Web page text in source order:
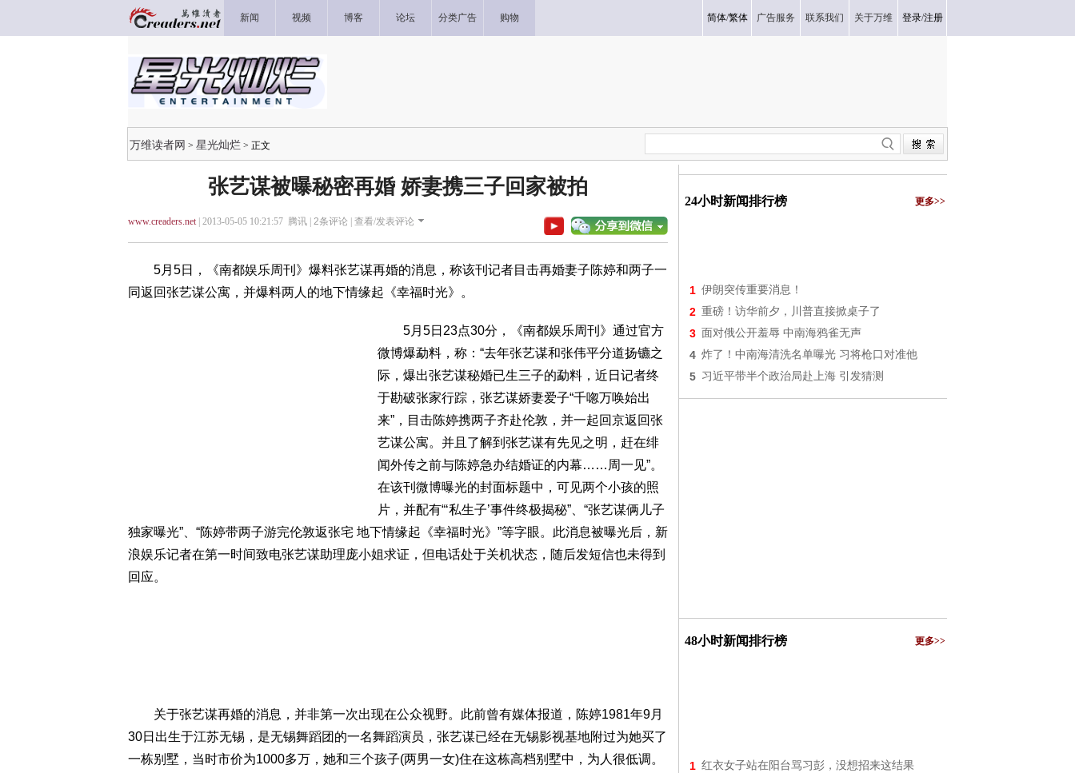
新闻 视频 博客 论坛 分类广告 购物 简体/繁体 广告服务 联系我们 关于万维 登录/注册
万维读者网 > 星光灿烂 > 正文
张艺谋被曝秘密再婚 娇妻携三子回家被拍
www.creaders.net| 2013-05-05 10:21:57 腾讯 | 2条评论 | 查看/发表评论
5月5日，《南都娱乐周刊》爆料张艺谋再婚的消息，称该刊记者目击再婚妻子陈婷和两子一
同返回张艺谋公寓，并爆料两人的地下情缘起《幸福时光》。
5月5日23点30分，《南都娱乐周刊》通过官方
微博爆勐料，称：“去年张艺谋和张伟平分道扬镳之
际，爆出张艺谋秘婚已生三子的勐料，近日记者终
于勘破张家行踪，张艺谋娇妻爱子“千唿万唤始出
来”，目击陈婷携两子齐赴伦敦，并一起回京返回张
艺谋公寓。并且了解到张艺谋有先见之明，赶在绯
闻外传之前与陈婷急办结婚证的内幕……周一见”。
在该刊微博曝光的封面标题中，可见两个小孩的照
片，并配有“‘私生子’事件终极揭秘”、“张艺谋俩儿子
独家曝光”、“陈婷带两子游完伦敦返张宅 地下情缘起《幸福时光》”等字眼。此消息被曝光后，新
浪娱乐记者在第一时间致电张艺谋助理庞小姐求证，但电话处于关机状态，随后发短信也未得到
回应。
关于张艺谋再婚的消息，并非第一次出现在公众视野。此前曾有媒体报道，陈婷1981年9月
30日出生于江苏无锡，是无锡舞蹈团的一名舞蹈演员，张艺谋已经在无锡影视基地附过为她买了
一栋别墅，当时市价为1000多万，她和三个孩子(两男一女)住在这栋高档别墅中，为人很低调。
24小时新闻排行榜 更多>>
1 伊朗突传重要消息！
2 重磅！访华前夕，川普直接掀桌子了
3 面对俄公开羞辱 中南海鸦雀无声
4 炸了！中南海清洗名单曝光 习将枪口对准他
5 习近平带半个政治局赴上海 引发猜测
48小时新闻排行榜 更多>>
1 红衣女子站在阳台骂习彭，没想招来这结果